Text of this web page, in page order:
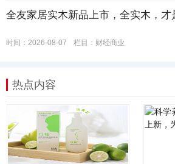
全友家居实木新品上市，全实木，才
时间：2026-08-07 栏目： 财经商业
热点内容